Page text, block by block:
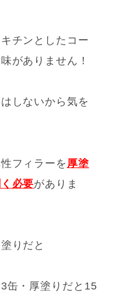
チンとしたコー
がありません！
しないから気を
フィラーを 厚塗
必要がありま
りだと
缶・厚塗りだと15